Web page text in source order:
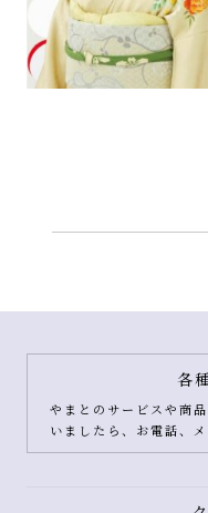
各
やまとのサービスや商
いましたら、お電話、